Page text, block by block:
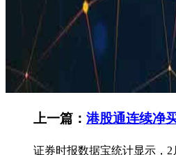
上一篇： 港股通连续净
证券时报数据宝统计显示，